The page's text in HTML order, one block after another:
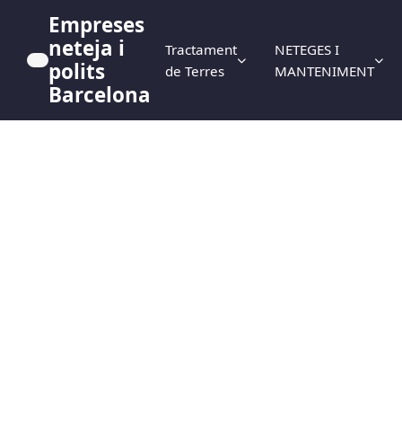
Empreses
neteja i
polits
Barcelona
Tractament
de Terres
NETEGES I
MANTENIMENT